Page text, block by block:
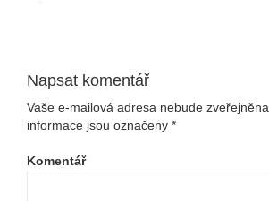
Napsat komentář
Vaše e-mailová adresa nebude zveřejněna.
informace jsou označeny *
Komentář